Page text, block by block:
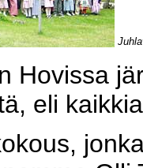
Hovissa
eli